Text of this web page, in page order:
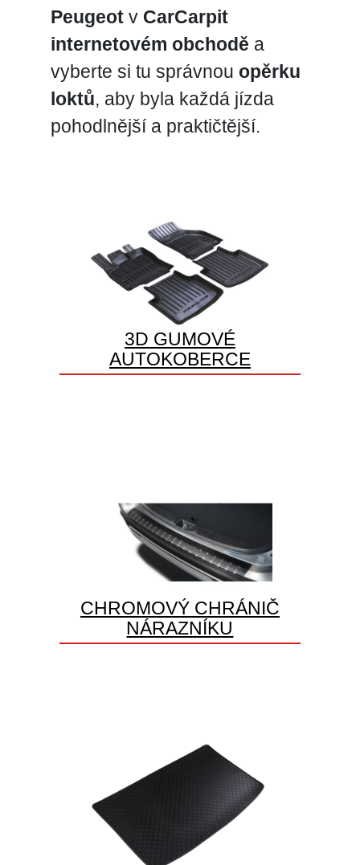
Peugeotv CarCarpit
internetovém obchodě a
vyberte si tu správnou opěrku
loktů, aby byla každá jízda
pohodlnější a praktičtější.
3D GUMOVÉ
AUTOKOBERCE
CHROMOVÝ CHRÁNIČ
NÁRAZNÍKU